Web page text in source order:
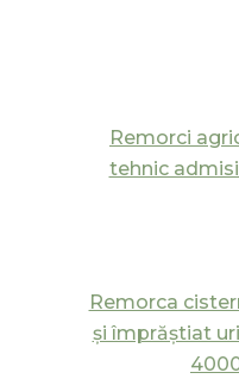
Remorci
tehnic
Remorca
şi împrăştiat